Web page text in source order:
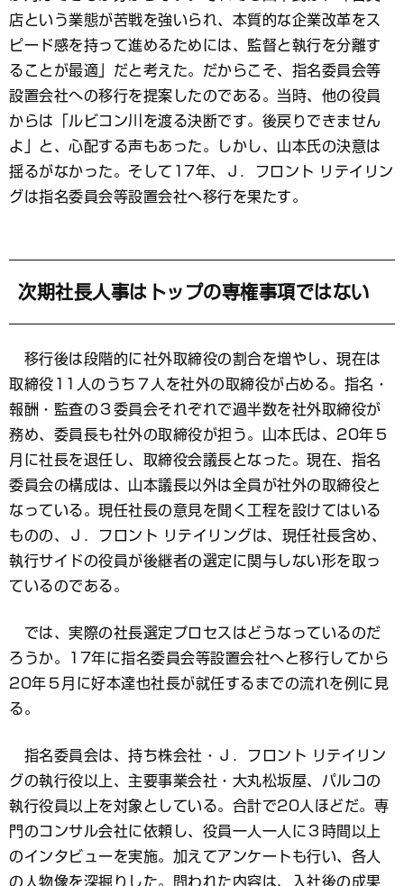
店という業態が苦戦を強いられ、本質的な企業改革をス
ピード感を持って進めるためには、監督と執行を分離す
ることが最適」だと考えた。だからこそ、指名委員会等
設置会社への移行を提案したのである。当時、他の役員
からは「ルビコン川を渡る決断です。後戻りできません
よ」と、心配する声もあった。しかし、山本氏の決意は
揺るがなかった。そして17年、Ｊ．フロント リテイリン
グは指名委員会等設置会社へ移行を果たす。
次期社長人事はトップの専権事項ではない
移行後は段階的に社外取締役の割合を増やし、現在は
取締役11人のうち７人を社外の取締役が占める。指名・
報酬・監査の３委員会それぞれで過半数を社外取締役が
務め、委員長も社外の取締役が担う。山本氏は、20年５
月に社長を退任し、取締役会議長となった。現在、指名
委員会の構成は、山本議長以外は全員が社外の取締役と
なっている。現任社長の意見を聞く工程を設けてはいる
ものの、Ｊ．フロント リテイリングは、現任社長含め、
執行サイドの役員が後継者の選定に関与しない形を取っ
ているのである。
では、実際の社長選定プロセスはどうなっているのだ
ろうか。17年に指名委員会等設置会社へと移行してから
20年５月に好本達也社長が就任するまでの流れを例に見
る。
指名委員会は、持ち株会社・Ｊ．フロント リテイリン
グの執行役以上、主要事業会社・大丸松坂屋、パルコの
執行役員以上を対象としている。合計で20人ほどだ。専
門のコンサル会社に依頼し、役員一人一人に３時間以上
のインタビューを実施。加えてアンケートも行い、各人
の人物像を深掘りした。問われた内容は、入社後の成果